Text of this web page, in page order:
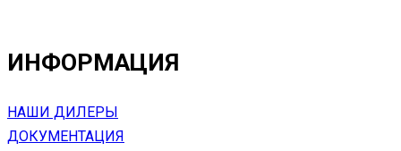
ИНФОРМАЦИЯ
НАШИ ДИЛЕРЫ
ДОКУМЕНТАЦИЯ